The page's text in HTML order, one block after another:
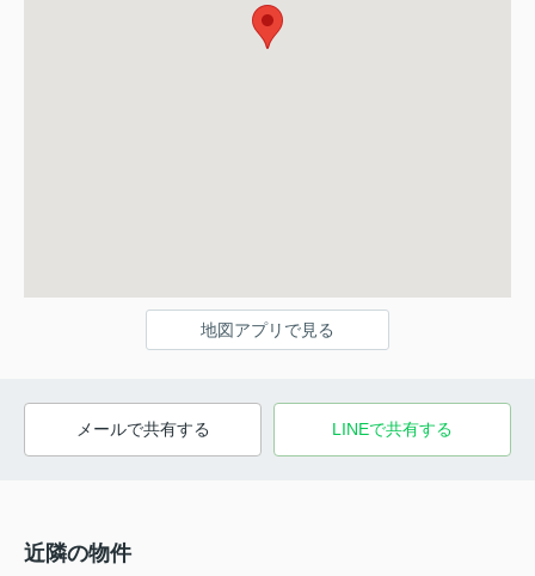
地図アプリで見る
メールで共有する LINEで共有する
近隣の物件